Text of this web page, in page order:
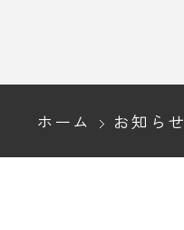
ホーム お知らせ